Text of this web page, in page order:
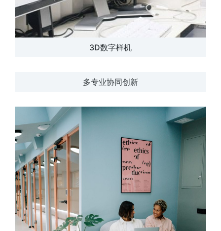
3D数字样机
多专业协同创新